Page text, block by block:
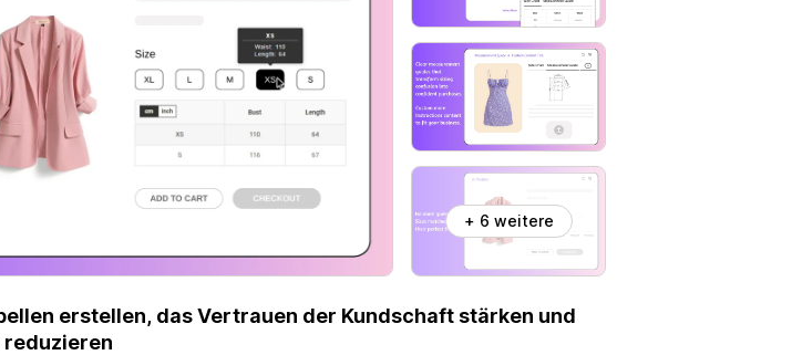
+ 6 weitere
erstellen, das Vertrauen der Kundschaft stärken und
reduzieren